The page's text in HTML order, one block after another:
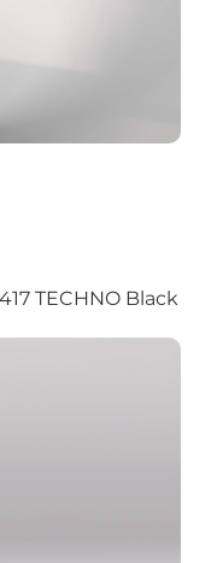
TECHNO Black